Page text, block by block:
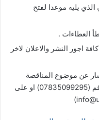
يليه موعدا لفتح
العطاءات .
اجور النشر والاعلان لاخر
عن موضوع المناقصة
يرجى الاتصال على الهاتف المرقم (07835099295) او على